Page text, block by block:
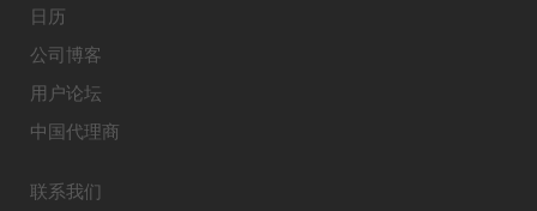
日历
公司博客
用户论坛
中国代理商
联系我们